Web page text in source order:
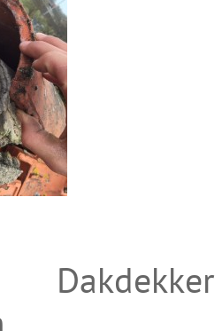
Dakdekker